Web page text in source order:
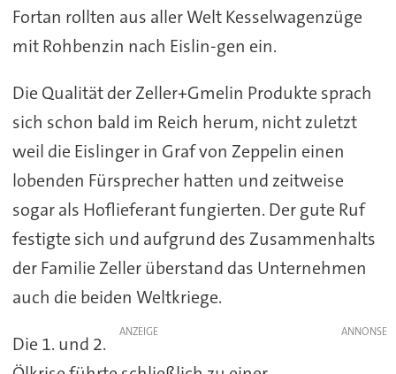
Fortan rollten aus aller Welt Kesselwagenzüge
mit Rohbenzin nach Eislin-gen ein.
Die Qualität der Zeller+Gmelin Produkte sprach
sich schon bald im Reich herum, nicht zuletzt
weil die Eislinger in Graf von Zeppelin einen
lobenden Fürsprecher hatten und zeitweise
sogar als Hoflieferant fungierten. Der gute Ruf
festigte sich und aufgrund des Zusammenhalts
der Familie Zeller überstand das Unternehmen
auch die beiden Weltkriege.
ANZEIGE
Die 1. und 2.